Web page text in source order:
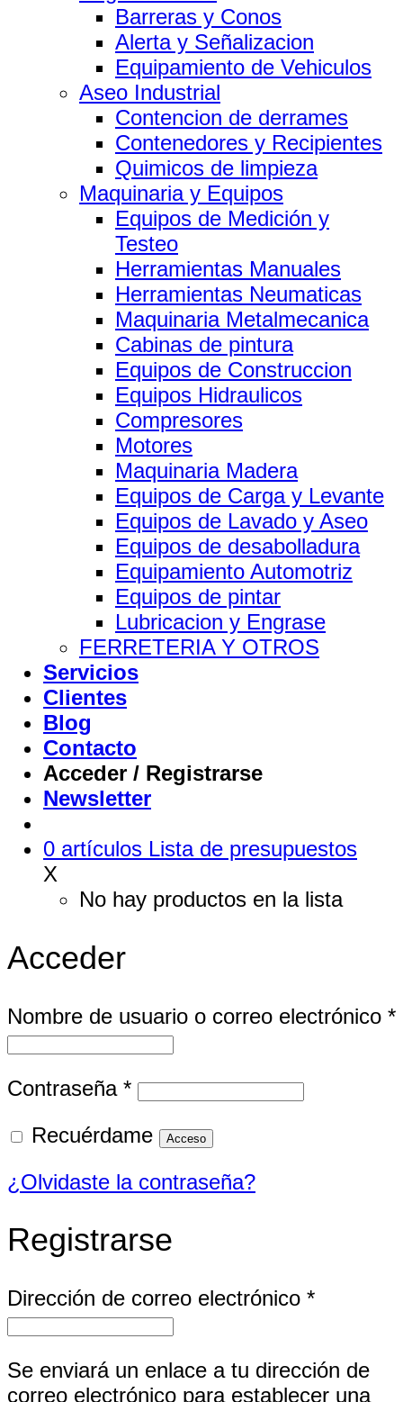
Barreras y Conos
Alerta y Señalizacion
Equipamiento de Vehiculos
Aseo Industrial
Contencion de derrames
Contenedores y Recipientes
Quimicos de limpieza
Maquinaria y Equipos
Equipos de Medición y
Testeo
Herramientas Manuales
Herramientas Neumaticas
Maquinaria Metalmecanica
Cabinas de pintura
Equipos de Construccion
Equipos Hidraulicos
Compresores
Motores
Maquinaria Madera
Equipos de Carga y Levante
Equipos de Lavado y Aseo
Equipos de desabolladura
Equipamiento Automotriz
Equipos de pintar
Lubricacion y Engrase
FERRETERIA Y OTROS
Servicios
Clientes
Blog
Contacto
Acceder / Registrarse
Newsletter
0 artículos Lista de presupuestos
X
No hay productos en la lista
Acceder
Nombre de usuario o correo electrónico *
Contraseña *Obligatorio
Recuérdame
Acceso
¿Olvidaste la contraseña?
Registrarse
Dirección de correo electrónico *
Se enviará un enlace a tu dirección de
correo electrónico para establecer una